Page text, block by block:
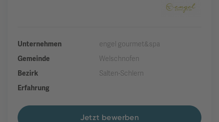
Unternehmen
engel gourmet&spa
Gemeinde
Welschnofen
Bezirk
Salten-Schlern
Erfahrung
Jetzt bewerben